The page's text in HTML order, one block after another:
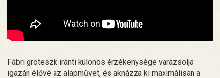
Fábri groteszk iránti különös érzékenysége varázsolja
igazán élővé az alapművet, és aknázza ki maximálisan a